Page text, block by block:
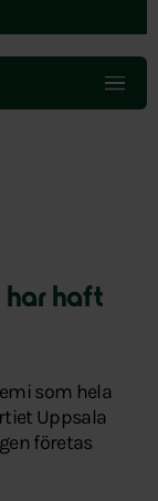
har haft
som hela
Uppsala
företas